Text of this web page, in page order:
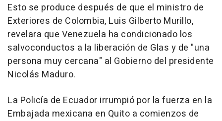
Esto se produce después de que el ministro de
Exteriores de Colombia, Luis Gilberto Murillo,
revelara que Venezuela ha condicionado los
salvoconductos a la liberación de Glas y de "una
persona muy cercana" al Gobierno del presidente
Nicolás Maduro.
La Policía de Ecuador irrumpió por la fuerza en la
Embajada mexicana en Quito a comienzos de